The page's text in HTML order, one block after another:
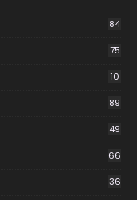
84
75
10
89
49
66
36